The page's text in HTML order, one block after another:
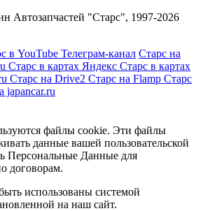
Автозапчастей "Старс", 1997-2026
в YouTube Телеграм-канал Старс на
Старс в картах Яндекс Старс в картах
Старс на Drive2 Старс на Flamp Старс
japancar.ru
файлы cookie. Эти файлы
данные вашей пользовательской
Персональные Данные для
договорам.
использованы системой
на наш сайт.